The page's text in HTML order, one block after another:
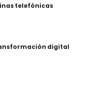
telefónicas
digital